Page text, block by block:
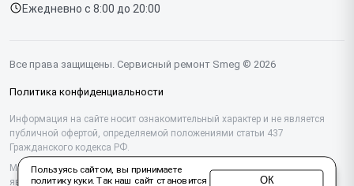
Контакты
Винных шкафов
Вакууматоров
Вытяжек
Миксеров
Ежедневно с 8:00 до 20:00
Все права защищены. Сервисный ремонт Smeg © 2026
Политика конфиденциальности
Информация на сайте носит ознакомительный характер и не является
публичной офертой, определяемой положениями статьи 437
Гражданского кодекса РФ.
Мы специализируемся на обслуживании и ремонте техники Smeg, но не
являемся их официальным представителем. Предоставляем
Пользуясь сайтом, вы принимаете
политику куки. Так наш сайт становится
ОК